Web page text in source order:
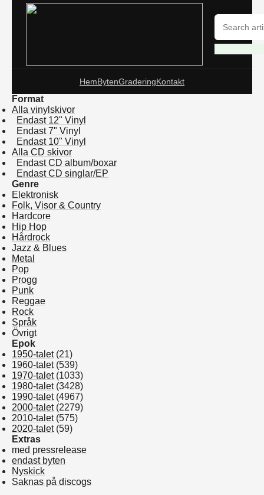
HemBytenGraderingKontakt
Format
Alla vinylskivor
Endast 12" Vinyl
Endast 7" Vinyl
Endast 10" Vinyl
Alla CD skivor
Endast CD album/boxar
Endast CD singlar/EP
Genre
Elektronisk
Folk, Visor & Country
Hardcore
Hip Hop
Hårdrock
Jazz & Blues
Metal
Pop
Progg
Punk
Reggae
Rock
Språk
Övrigt
Epok
1950-talet(21)
1960-talet(539)
1970-talet(1033)
1980-talet(3428)
1990-talet(4967)
2000-talet(2279)
2010-talet(575)
2020-talet(59)
Extras
med pressrelease
endast byten
Nyskick
Saknas på discogs